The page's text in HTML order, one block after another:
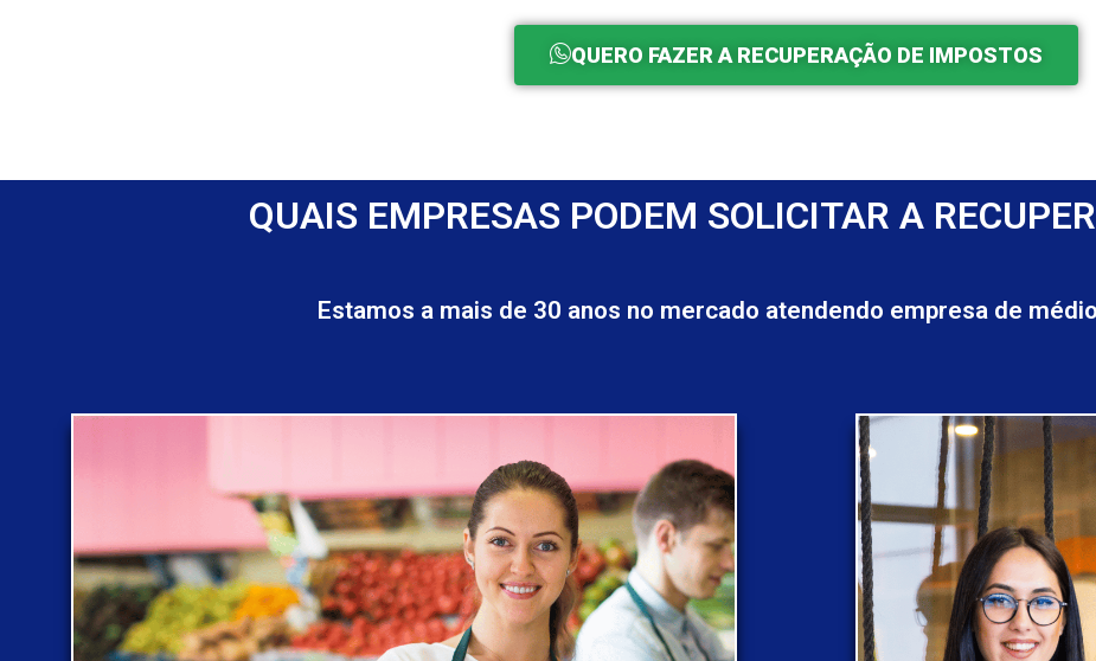
QUERO FAZER A RECUPERAÇÃO DE IMPOSTOS
QUAIS EMPRESAS PODEM SOLICITAR A
Estamos a mais de 30 anos no mercado atendendo empresa de